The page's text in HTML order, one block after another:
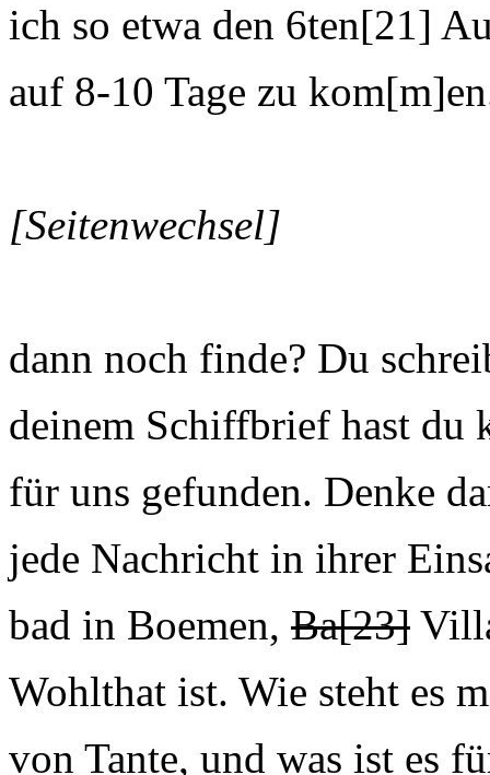
ich so etwa den 6ten[21]
auf 8-10 Tage zu
[Seitenwechsel]
dann noch finde? Du
deinem Schiffbrief hast du
für uns gefunden. Denke
jede Nachricht in ihrer
bad in Boemen, Ba[23]
Wohlthat ist. Wie steht es
von Tante, und was ist es